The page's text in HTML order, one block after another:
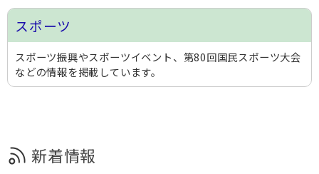
スポーツ
スポーツ振興やスポーツイベント、第80回国民スポーツ大会
などの情報を掲載しています。
新着情報